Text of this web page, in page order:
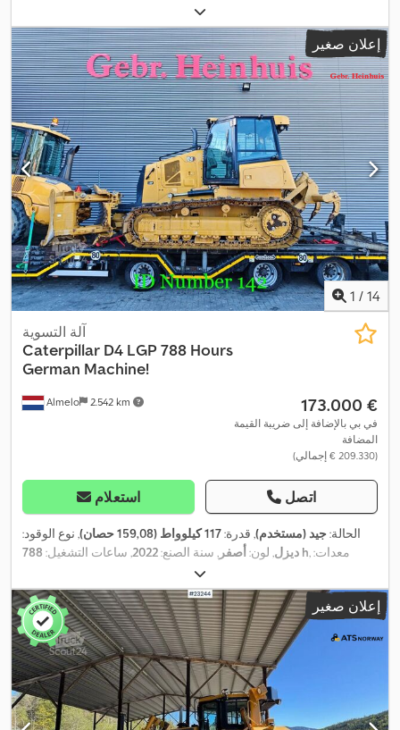
إعلان صغير
1 / 14
Almelo 2.542 km
آلة التسوية
Caterpillar D4 LGP 788 Hours
German Machine!
‏173.000 €
في بي بالإضافة إلى ضريبة القيمة
المضافة
(‏209.330 € إجمالي)
استعلام اتصل
الحالة:جيد (مستخدم), قدرة:117 كيلوواط (159,08 حصان)
, نوع الوقود:
ديزل , لون: أصفر , سنة الصنع:2022 , ساعات التشغيل: 788 h , معدات:
إعلان صغير